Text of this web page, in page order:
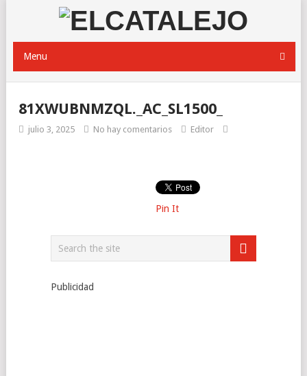
Menu
81XWUBNMZQL._AC_SL1500_
julio 3, 2025 No hay comentarios Editor
Pin It
Publicidad